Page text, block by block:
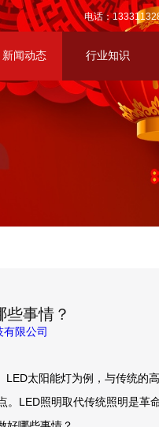
电话：
新闻动态 行业知识
事情？
限公司
太阳能灯为例，与传统的
LED照明取代传统照明是革